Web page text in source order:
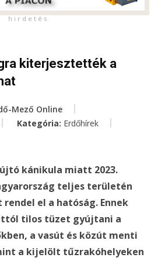
h i r d e t é s
kiterjesztették a
Mező Online
Kategória: Erdőhírek
kánikula miatt 2023.
teljes területén
el a hatóság. Ennek
tilos tüzet gyújtani a
a vasút és közút menti
a kijelölt tűzrakóhelyeken